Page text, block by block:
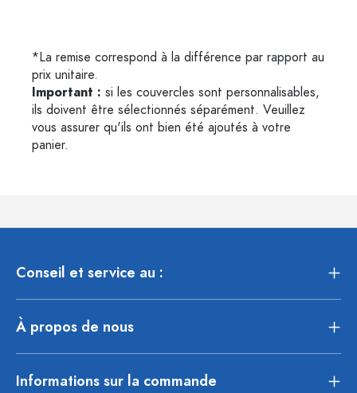
*La remise correspond à la différence par rapport au
prix unitaire.
Important : si les couvercles sont personnalisables,
ils doivent être sélectionnés séparément. Veuillez
vous assurer qu'ils ont bien été ajoutés à votre
panier.
Conseil et service au :
À propos de nous
Informations sur la commande